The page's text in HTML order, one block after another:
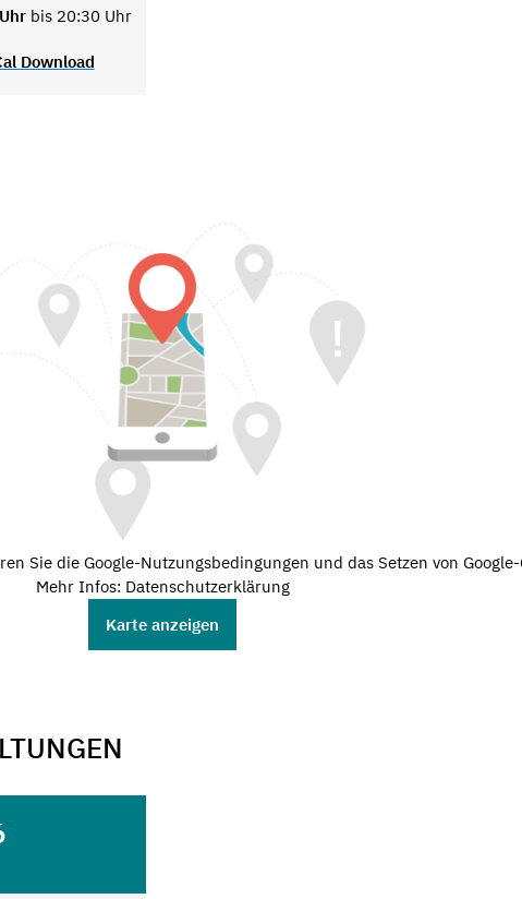
bis 20:30 Uhr
Download
Sie die Google-Nutzungsbedingungen und das Setzen von Google-
Mehr Infos: Datenschutzerklärung
Karte anzeigen